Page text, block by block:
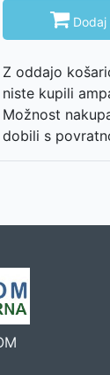

Z oddajo
niste kupili
Možnost
dobili s